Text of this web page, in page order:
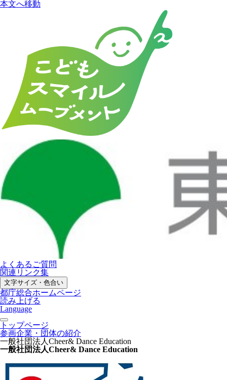
本文へ移動
よくあるご質問
関連リンク集
文字サイズ・色合い
都庁総合ホームページ
読み上げる
Language
トップページ
参画企業・団体の紹介
一般社団法人Cheer& Dance Education
一般社団法人Cheer& Dance Education